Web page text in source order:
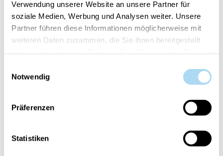
Verwendung unserer Website an unsere Partner für
soziale Medien, Werbung und Analysen weiter. Unsere
Partner führen diese Informationen möglicherweise mit
weiteren Daten zusammen, die Sie ihnen bereitgestellt
Notwendig
Präferenzen
Statistiken
Small Tumbler
CHF 15.50 CHF 5.50